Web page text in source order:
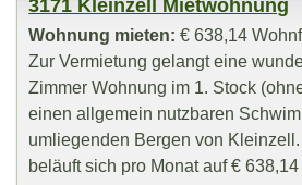
3171 Kleinzell Mietwohnung
Wohnung mieten: € 638,14
Zur Vermietung gelangt eine
Zimmer Wohnung im 1. Stock
einen allgemein nutzbaren
umliegenden Bergen von
beläuft sich pro Monat auf € 638,14